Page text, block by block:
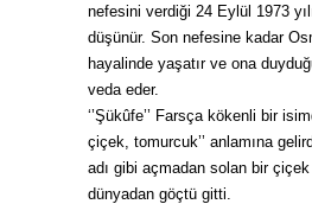
nefesini verdiği 24 Eylül 1973
düşünür. Son nefesine kadar
hayalinde yaşatır ve ona
veda eder.
‘’Şükûfe’’ Farsça kökenli bir
çiçek, tomurcuk’’ anlamına
adı gibi açmadan solan bir
dünyadan göçtü gitti.